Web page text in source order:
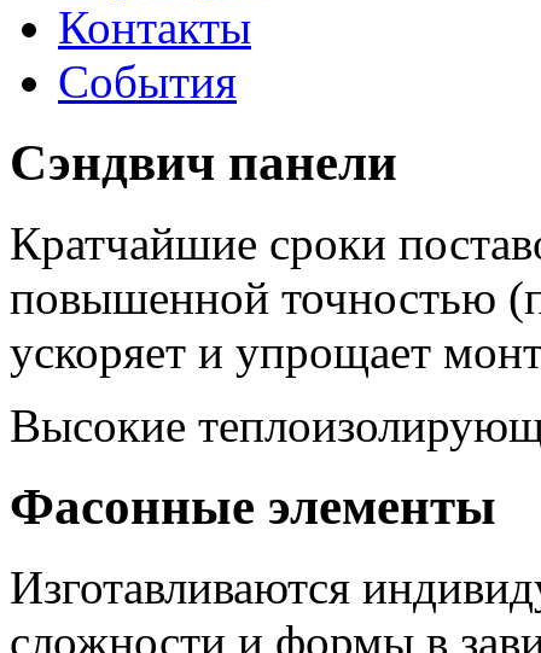
Контакты
События
Сэндвич панели
Кратчайшие сроки
повышенной точностью
ускоряет и упрощает
Высокие
Фасонные элементы
Изготавливаются
сложности и формы в